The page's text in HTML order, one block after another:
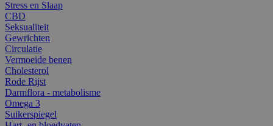
Stress en Slaap
CBD
Seksualiteit
Gewrichten
Circulatie
Vermoeide benen
Cholesterol
Rode Rijst
Darmflora - metabolisme
Omega 3
Suikerspiegel